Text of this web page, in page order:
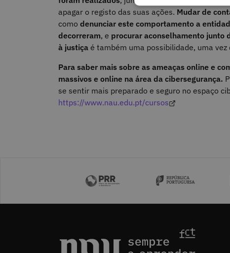
apagar o registo das suas ações. Mudar de
como denunciar este comportamento a
decorreram, e procurar aconselhamento junto
à justiça é também uma possibilidade, uma vez
Para saber mais sobre as ameaças online e
massivos e online na área da cibersegurança.
se sentir mais preparado e seguro no espaço
https://www.nau.edu.pt/cursos